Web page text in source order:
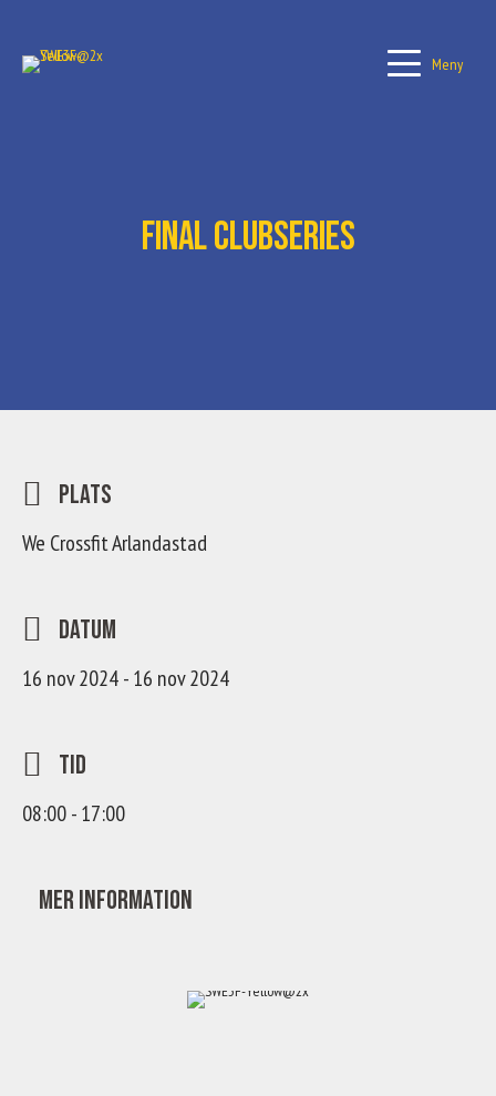
Meny
Final ClubSeries
Plats
We Crossfit Arlandastad
Datum
16 nov 2024 - 16 nov 2024
Tid
08:00 - 17:00
Mer information